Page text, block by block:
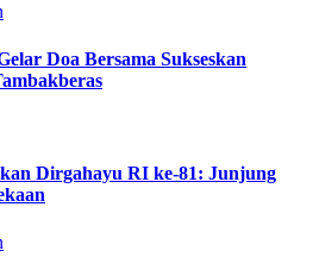
Doa Bersama Sukseskan
Dirgahayu RI ke-81: Junjung